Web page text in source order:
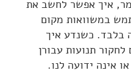
איך אפשר לחשב את
במשוואות מקום
בלבד. כשנדע איך
לחקור תנועות עבורן
אינה ידועה לנו.